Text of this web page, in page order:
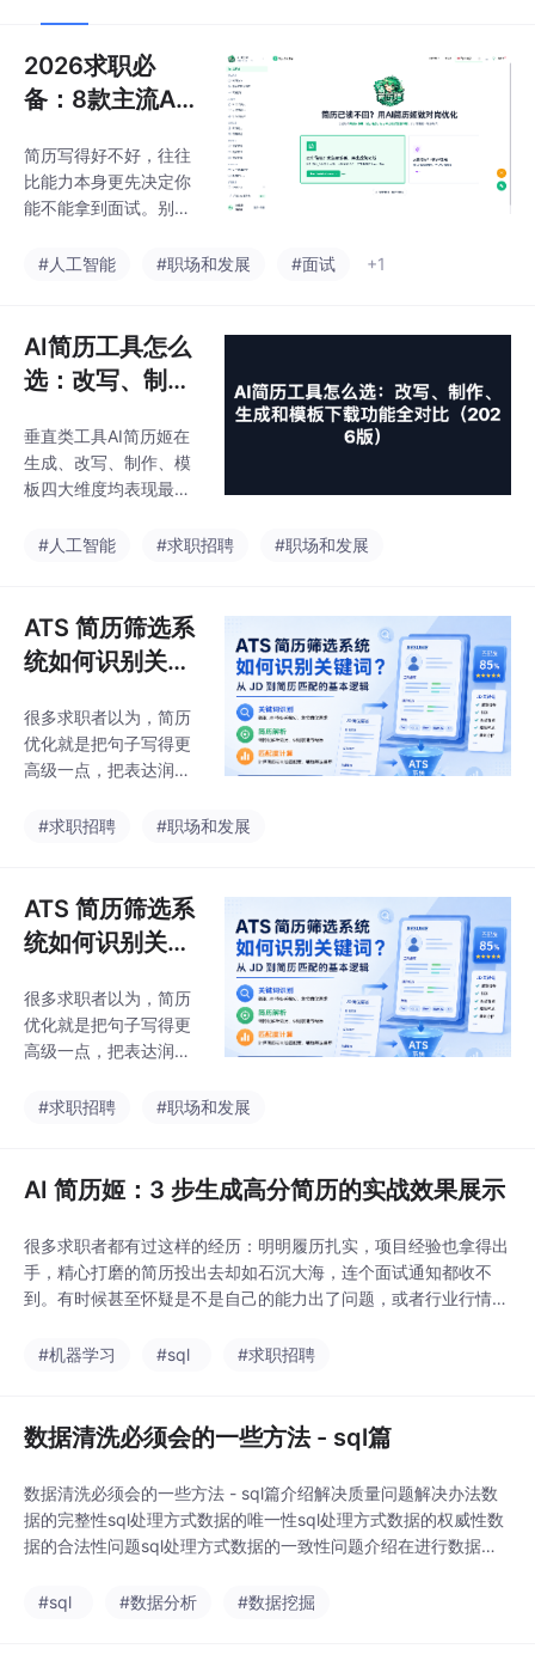
2026求职必
备：8款主流AI
评，到底哪家更
好用？
简历写得好不好，往往
比能力本身更先决定你
能不能拿到面试。别让
机会挡在机器筛选的第
因重组"——从 JD 关键
词匹配到 STAR 法则重
构，从 ATS 通过率校验
些都是 2026 年求职者
的必备技能包，而非加
分项。AI 简历姬凭借混
评分 + ATS 96.8% 通
#人工智能 #职场和发展 #面试 +1
AI简历工具怎么
选：改写、制
下载功能全对比
（2026版）
垂直类工具AI简历姬在
生成、改写、制作、模
板四大维度均表现最
适配全阶段求职场景通
文字润色，使用成本低
但缺乏排版与ATS校验
能力模板类工具（Canv
表现突出，但ATS兼容
性弱，仅推荐设计类岗
位使用。
#人工智能 #求职招聘 #职场和发展
ATS 简历筛选系
统如何识别关键
历匹配的基本逻
辑
很多求职者以为，简历
优化就是把句子写得更
高级一点，把表达润色
实招聘流程里，简历首
TS，全称是 Applicant
Tracking System，也
就是候选人管理系统。
阅读你的简历，而是会
先对简历做结构化解
析，提取关键信息，再
配。我们在做 AI简历姬
#求职招聘 #职场和发展
ATS 简历筛选系
统如何识别关键
历匹配的基本逻
辑
很多求职者以为，简历
优化就是把句子写得更
高级一点，把表达润色
实招聘流程里，简历首
TS，全称是 Applicant
Tracking System，也
就是候选人管理系统。
它不一定像人一样完整
阅读你的简历，而是会
先对简历做结构化解
和岗位 JD 进行初步匹
个问题：用户的经
#求职招聘 #职场和发展
AI 简历姬：3 步生成高分简历的实战效果展示
很多求职者都有过这样的经历：明明履历扎实，项目经验也拿得出
手，精心打磨的简历投出去却如石沉大海，连个面试通知都收不
到。有时候甚至怀疑是不是自己的能力出了问题，或者行业行情太
一道关卡——ATS（申请人跟踪系统）的自动筛选，或者没能在 H
#机器学习 #sql #求职招聘
数据清洗必须会的一些方法 - sql篇
数据清洗必须会的一些方法 - sql篇介绍解决质量问题解决办法数
据的完整性sql处理方式数据的唯一性sql处理方式数据的权威性数
据的合法性问题sql处理方式数据的一致性问题介绍在进行数据分
在很多数据质量的问题，这个时候就需要我们先过滤一遍。数据清
#sql #数据分析 #数据挖掘